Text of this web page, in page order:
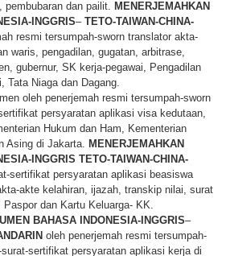
dan pailit. MENERJEMAHKAN
INGGRIS–TETO-TAIWAN-CHINA-
resmi tersumpah-sworn translator akta-
waris, pengadilan, gugatan, arbitrase,
gubernur, SK kerja-pegawai, Pengadilan
Tata Niaga dan Dagang.
oleh penerjemah resmi tersumpah-sworn
persyaratan aplikasi visa kedutaan,
Hukum dan Ham, Kementerian
Asing di Jakarta. MENERJEMAHKAN
INGGRIS TETO-TAIWAN-CHINA-
sertifikat persyaratan aplikasi beasiswa
akte kelahiran, ijazah, transkip nilai, surat
dan Kartu Keluarga- KK.
BAHASA INDONESIA-INGGRIS–
oleh penerjemah resmi tersumpah-
sertifikat persyaratan aplikasi kerja di